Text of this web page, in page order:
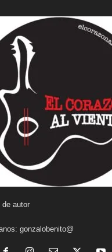
n
de autor
gonzalobenito@